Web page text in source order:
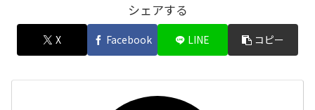
シェアする
X Facebook LINE コピー